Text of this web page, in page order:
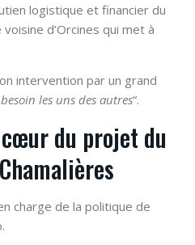
logistique et financier du
d’Orcines qui met à
intervention par un grand
les uns des autres“.
du projet du
charge de la politique de